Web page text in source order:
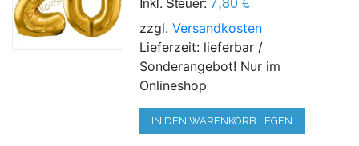
zzgl.Versandkosten
Lieferzeit: lieferbar /
Sonderangebot! Nur im
Onlineshop
IN DEN WARENKORB LEGEN